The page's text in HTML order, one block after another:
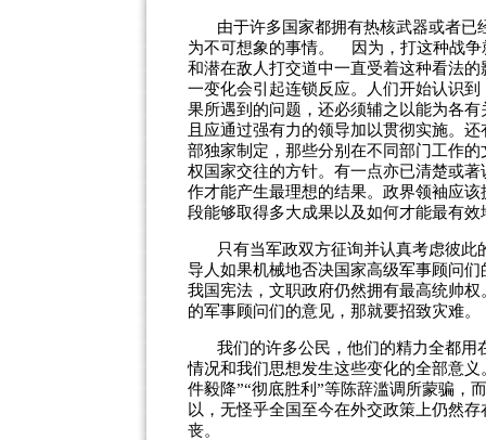
由于许多国家都拥有热核武器或者
为不可想象的事情。 因为，打这种战争
和潜在敌人打交道中一直受着这种看法
一变化会引起连锁反应。人们开始认识
果所遇到的问题，还必须辅之以能为各
且应通过强有力的领导加以贯彻实施。
部独家制定，那些分别在不同部门工作
权国家交往的方针。有一点亦已清楚或
作才能产生最理想的结果。政界领袖应
段能够取得多大成果以及如何才能最有
只有当军政双方征询并认真考虑彼
导人如果机械地否决国家高级军事顾问
我国宪法，文职政府仍然拥有最高统帅
的军事顾问们的意见，那就要招致灾难。
我们的许多公民，他们的精力全都
情况和我们思想发生这些变化的全部意
件毅降”“彻底胜利”等陈辞滥调所蒙骗，
以，无怪乎全国至今在外交政策上仍然
丧。